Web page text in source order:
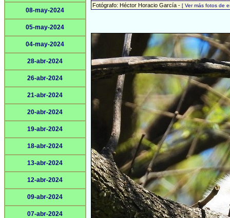
08-may-2024
05-may-2024
04-may-2024
28-abr-2024
26-abr-2024
21-abr-2024
20-abr-2024
19-abr-2024
18-abr-2024
13-abr-2024
12-abr-2024
09-abr-2024
07-abr-2024
Fotógrafo: Héctor Horacio García - [ Ver más fotos de